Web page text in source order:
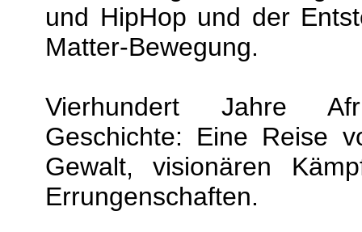
und HipHop und der
Matter-Bewegung.
Vierhundert Jahre
Geschichte: Eine Reise
Gewalt, visionären
Errungenschaften.